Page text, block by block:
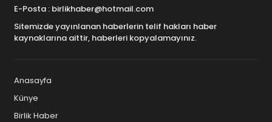
E-Posta : birlikhaber@hotmail.com
Sitemizde yayınlanan haberlerin telif hakları haber
kaynaklarına aittir, haberleri kopyalamayınız.
Anasayfa
Künye
Birlik Haber